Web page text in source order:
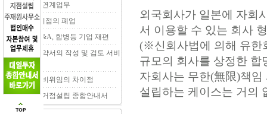
제휴처 연계업무
법인&지점의 폐업
회사 M&A, 합병등 기업 재편
각종 계약서의 작성 및 검토 서비
스
위임과 비위임의 차이점
일본내 거점설립 종합안내서
외국회사가 일본에 자회
서 이용할 수 있는 회사
(※신회사법에 의해 유한
규모의 회사를 상정한 합
자회사는 무한(無限)책
설립하는 케이스는 거의